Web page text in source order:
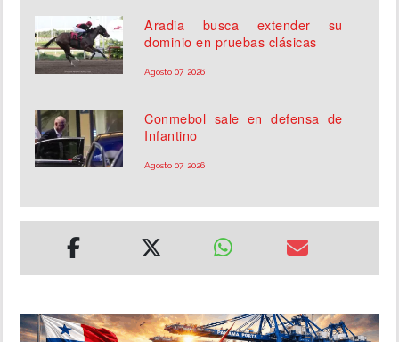
Aradia busca extender su
dominio en pruebas clásicas
Agosto 07, 2026
Conmebol sale en defensa de
Infantino
Agosto 07, 2026